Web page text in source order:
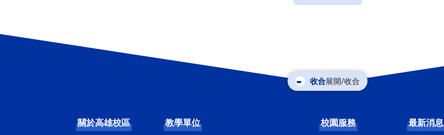
展開/收合
關於高雄校區 教學單位 校園服務 最新消息